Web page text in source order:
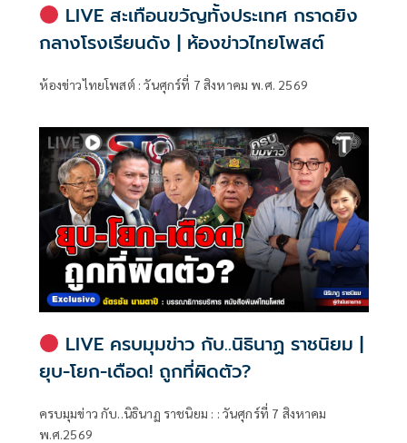
LIVE สะเทือนขวัญทั้งประเทศ กราดยิง
กลางโรงเรียนดัง | ห้องข่าวไทยโพสต์
ห้องข่าวไทยโพสต์ : วันศุกร์ที่ 7 สิงหาคม พ.ศ. 2569
LIVE ครบมุมข่าว กับ..นิธินาฏ ราชนิยม |
ยุบ-โยก-เดือด! ถูกที่ผิดตัว?
ครบมุมข่าว กับ..นิธินาฏ ราชนิยม : : วันศุกร์ที่ 7 สิงหาคม
พ.ศ.2569